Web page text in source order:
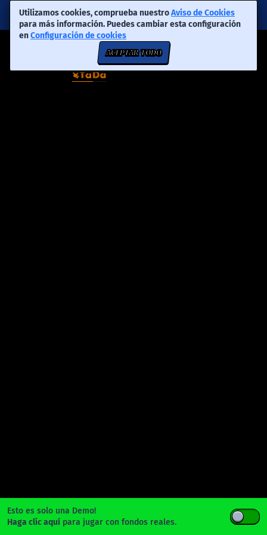
Esto es solo una Demo!
Haga clic aquí para jugar con fondos reales.
Utilizamos cookies, comprueba nuestroAviso de Cookies
para más información. Puedes cambiar esta configuración
enConfiguración de cookies
ACEPTAR TODO